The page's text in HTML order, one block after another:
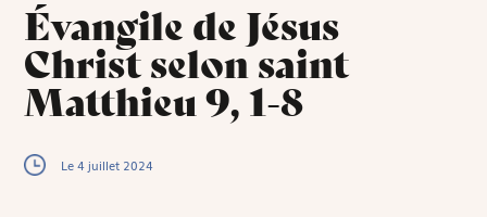
Évangile de Jésus
Christ selon saint
Matthieu 9, 1-8
Le 4 juillet 2024